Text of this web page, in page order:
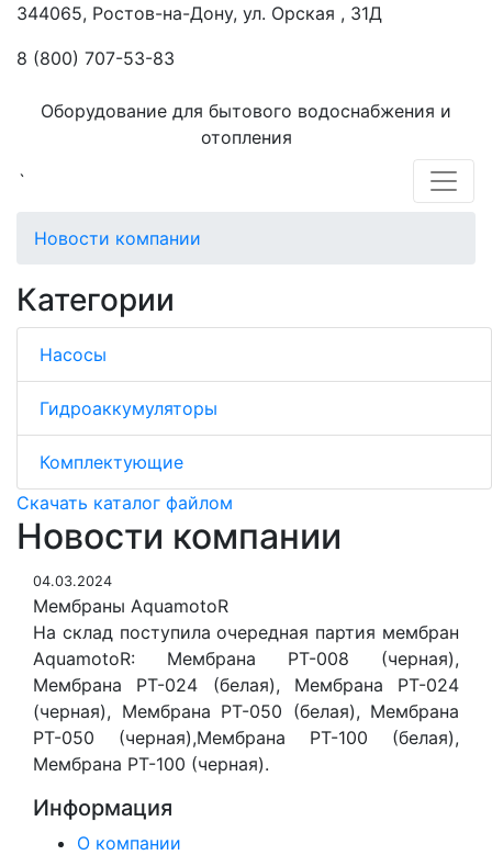
344065, Ростов-на-Дону, ул. Орская , 31Д
8 (800) 707-53-83
Оборудование для бытового водоснабжения и
отопления
`
Новости компании
Категории
Насосы
Гидроаккумуляторы
Комплектующие
Скачать каталог файлом
Новости компании
04.03.2024
Мембраны AquamotoR
На склад поступила очередная партия мембран
AquamotoR: Мембрана PT-008 (черная),
Мембрана PT-024 (белая), Мембрана PT-024
(черная), Мембрана PT-050 (белая), Мембрана
PT-050 (черная),Мембрана PT-100 (белая),
Мембрана PT-100 (черная).
Информация
О компании